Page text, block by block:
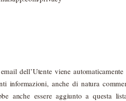
dell’Utente viene
informazioni, anche di natura
anche essere aggiunto a questa